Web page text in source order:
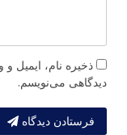
ذخیره نام، ایمیل و
دیدگاهی می‌نویسم.
فرستادن دیدگاه